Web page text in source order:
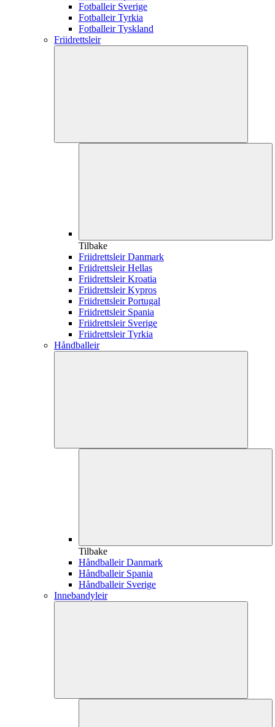
Fotballeir Sverige
Fotballeir Tyrkia
Fotballeir Tyskland
Friidrettsleir
Tilbake
Friidrettsleir Danmark
Friidrettsleir Hellas
Friidrettsleir Kroatia
Friidrettsleir Kypros
Friidrettsleir Portugal
Friidrettsleir Spania
Friidrettsleir Sverige
Friidrettsleir Tyrkia
Håndballeir
Tilbake
Håndballeir Danmark
Håndballeir Spania
Håndballeir Sverige
Innebandyleir